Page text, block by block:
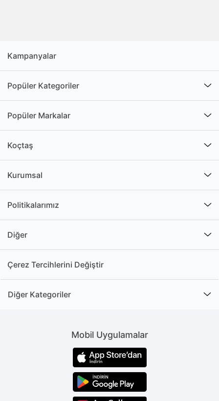
Kampanyalar
Popüler Kategoriler
Popüler Markalar
Koçtaş
Kurumsal
Politikalarımız
Diğer
Çerez Tercihlerini Değiştir
Diğer Kategoriler
Mobil Uygulamalar